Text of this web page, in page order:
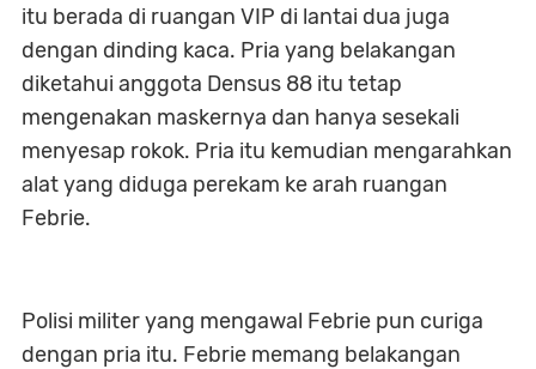
itu berada di ruangan VIP di lantai dua juga
dengan dinding kaca. Pria yang belakangan
diketahui anggota Densus 88 itu tetap
mengenakan maskernya dan hanya sesekali
menyesap rokok. Pria itu kemudian mengarahkan
alat yang diduga perekam ke arah ruangan
Febrie.
Polisi militer yang mengawal Febrie pun curiga
dengan pria itu. Febrie memang belakangan